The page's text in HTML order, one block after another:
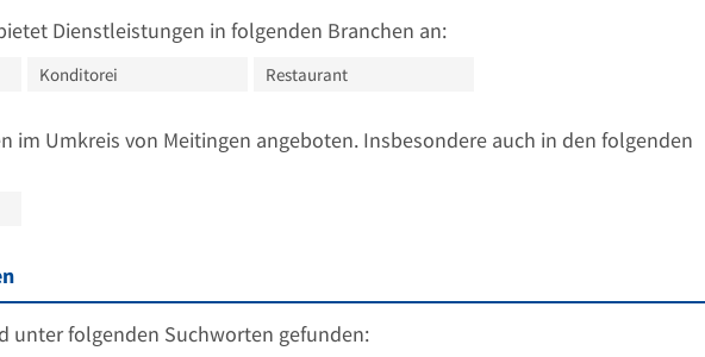
Dienstleistungen in folgenden Branchen an:
Konditorei Restaurant
im Umkreis von Meitingen angeboten. Insbesondere auch in den folgenden
unter folgenden Suchworten gefunden: